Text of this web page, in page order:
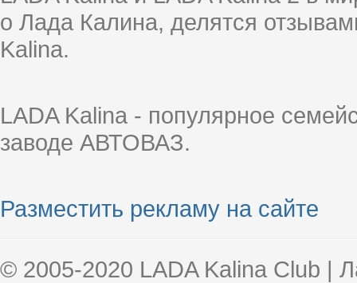
о Лада Калина, делятся
Kalina.
LADA Kalina - популярное
заводе АВТОВАЗ.
Разместить рекламу на сайте
© 2005-2020 LADA Kalina Club |